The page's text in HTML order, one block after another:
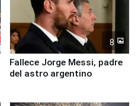
8
Fallece Jorge Messi, padre
del astro argentino